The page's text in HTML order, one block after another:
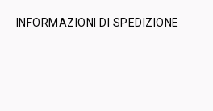
INFORMAZIONI DI SPEDIZIONE